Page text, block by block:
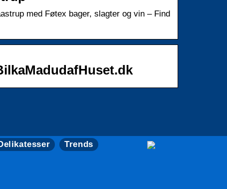
med Føtex bager, slagter og vin – Find
Trends